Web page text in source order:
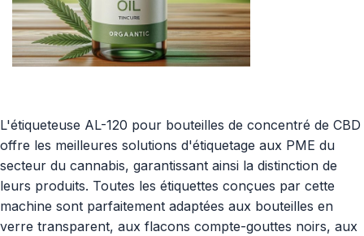
L'étiqueteuse AL-120 pour bouteilles de concentré de CBD
offre les meilleures solutions d'étiquetage aux PME du
secteur du cannabis, garantissant ainsi la distinction de
leurs produits. Toutes les étiquettes conçues par cette
machine sont parfaitement adaptées aux bouteilles en
verre transparent, aux flacons compte-gouttes noirs, aux